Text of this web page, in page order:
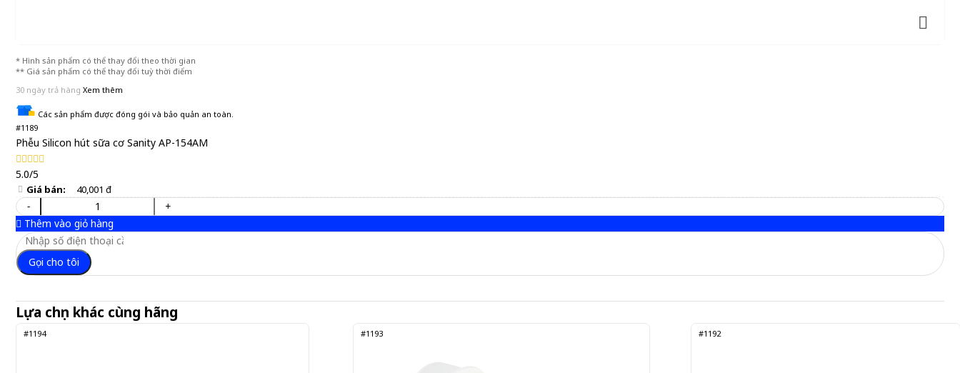
* Hình sản phẩm có thể thay đổi theo thời gian
** Giá sản phẩm có thể thay đổi tuỳ thời điểm
30 ngày trả hàng Xem thêm
Các sản phẩm được đóng gói và bảo quản an toàn.
#1189
Phễu Silicon hút sữa cơ Sanity AP-154AM
5.0/5
Giá bán: 40,001 đ
-
+
Thêm vào giỏ hàng
Gọi cho tôi
Lựa chọn khác cùng hãng
#1194 #1193 #1192